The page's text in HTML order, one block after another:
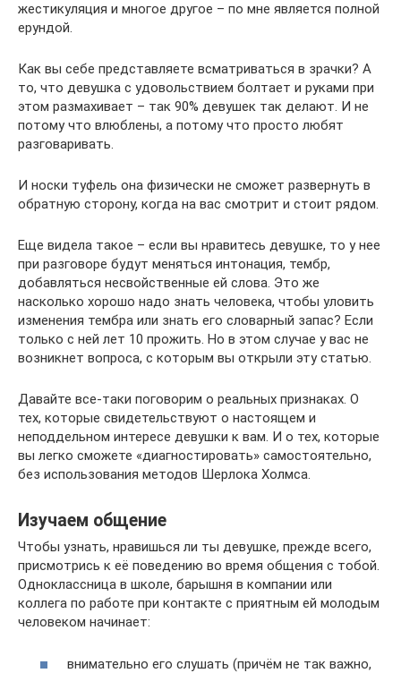
жестикуляция и многое другое – по мне является полной
ерундой.
Как вы себе представляете всматриваться в зрачки? А
то, что девушка с удовольствием болтает и руками при
этом размахивает – так 90% девушек так делают. И не
потому что влюблены, а потому что просто любят
разговаривать.
И носки туфель она физически не сможет развернуть в
обратную сторону, когда на вас смотрит и стоит рядом.
Еще видела такое – если вы нравитесь девушке, то у нее
при разговоре будут меняться интонация, тембр,
добавляться несвойственные ей слова. Это же
насколько хорошо надо знать человека, чтобы уловить
изменения тембра или знать его словарный запас? Если
только с ней лет 10 прожить. Но в этом случае у вас не
возникнет вопроса, с которым вы открыли эту статью.
Давайте все-таки поговорим о реальных признаках. О
тех, которые свидетельствуют о настоящем и
неподдельном интересе девушки к вам. И о тех, которые
вы легко сможете «диагностировать» самостоятельно,
без использования методов Шерлока Холмса.
Изучаем общение
Чтобы узнать, нравишься ли ты девушке, прежде всего,
присмотрись к её поведению во время общения с тобой.
Одноклассница в школе, барышня в компании или
коллега по работе при контакте с приятным ей молодым
человеком начинает:
внимательно его слушать (причём не так важно,